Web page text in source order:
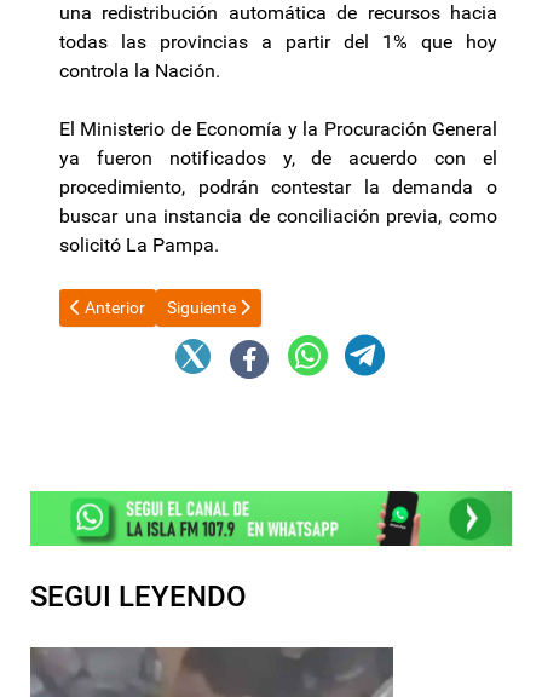
una redistribución automática de recursos hacia
todas las provincias a partir del 1% que hoy
controla la Nación.
El Ministerio de Economía y la Procuración General
ya fueron notificados y, de acuerdo con el
procedimiento, podrán contestar la demanda o
buscar una instancia de conciliación previa, como
solicitó La Pampa.
Artículo anterior: Mercado de autos usados: cuáles fueron los
Anterior Artículo siguiente: Radicales elegirán autoridades
Siguiente
SEGUI LEYENDO